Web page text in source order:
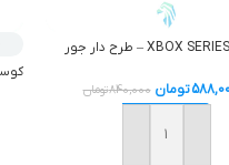
تومان 840,000تومان
افزودن به سبد خرید